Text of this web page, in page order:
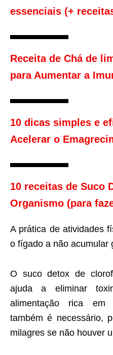
essenciais (+
Receita de Chá de
para Aumentar a
10 dicas simples e
Acelerar o
10 receitas de Suco
Organismo (para
A prática de atividades
o fígado a não acumular
O suco detox de
ajuda a eliminar
alimentação rica em
também é necessário,
milagres se não houver